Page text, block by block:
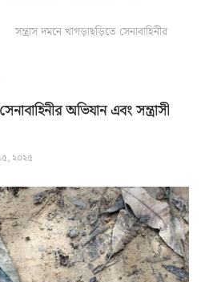
সন্ত্রাস দমনে খাগড়াছড়িতে সেনাবাহিনীর
অভিযান এবং সন্ত্রাসী
২০২৫